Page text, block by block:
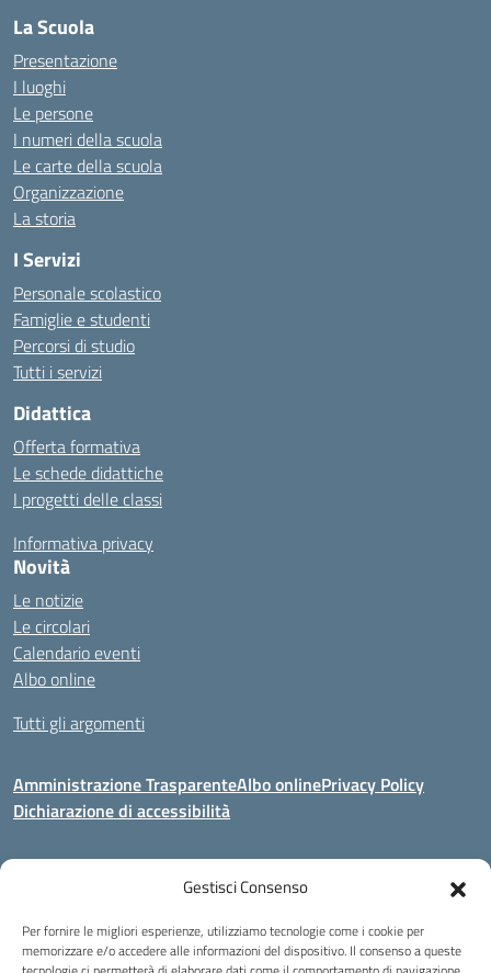
Gestisci Consenso
Per fornire le migliori esperienze, utilizziamo tecnologie come i cookie per
memorizzare e/o accedere alle informazioni del dispositivo. Il consenso a queste
La Scuola
Presentazione
I luoghi
Le persone
I numeri della scuola
Le carte della scuola
Organizzazione
La storia
I Servizi
Personale scolastico
Famiglie e studenti
Percorsi di studio
Tutti i servizi
Didattica
Offerta formativa
Le schede didattiche
I progetti delle classi
Informativa privacy
Novità
Le notizie
Le circolari
Calendario eventi
Albo online
Tutti gli argomenti
Amministrazione TrasparenteAlbo onlinePrivacy Policy
Dichiarazione di accessibilità
Via Corridoni 34/36 Milano
Posta elettronica certificata (PEC):miic8de001@pec.istruzione.it